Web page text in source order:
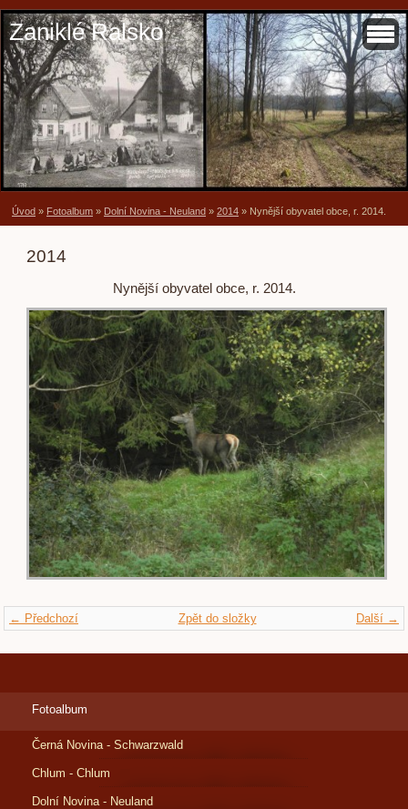
Zaniklé Ralsko
Úvod » Fotoalbum » Dolní Novina - Neuland » 2014 » Nynější obyvatel obce, r. 2014.
2014
Nynější obyvatel obce, r. 2014.
← Předchozí Další →
Zpět do složky
Fotoalbum
Černá Novina - Schwarzwald
Chlum - Chlum
Dolní Novina - Neuland